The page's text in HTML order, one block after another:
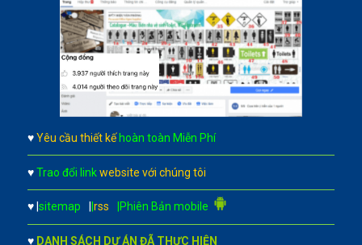
♥ Yêu cầu thiết kế hoàn toàn Miễn Phí
♥ Trao đổi link website với chúng tôi
♥ |sitemap |rss |Phiên Bản mobile
♥ DANH SÁCH DỰ ÁN ĐÃ THỰC HIỆN